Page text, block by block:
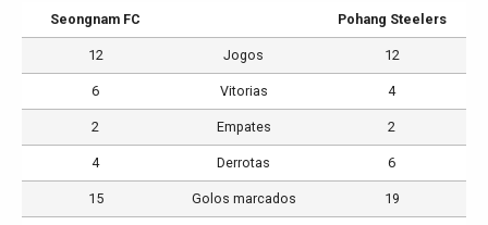
Seongnam FC Pohang Steelers
12 Jogos 12
6 Vitorias 4
2 Empates 2
4 Derrotas 6
15 Golos marcados 19